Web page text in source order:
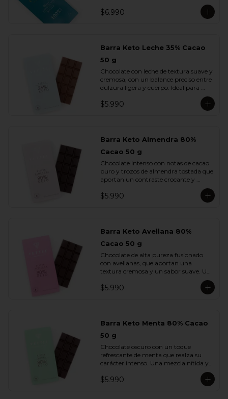
firme, profundo, terroso y elegante, sin
cacao en su estado más auténtico, con
natural. Una barra creada para
verdaderos amantes del cacao.
$6.990
Barra Keto Leche 35% Cacao
50 g
Chocolate con leche de textura suave y
cremosa, con un balance preciso entre
dulzura ligera y cuerpo. Ideal para
quienes disfrutan del sabor del cacao
con leche sin perder la intensidad del
$5.990
Barra Keto Almendra 80%
Cacao 50 g
Chocolate intenso con notas de cacao
puro y trozos de almendra tostada que
aportan un contraste crocante y
equilibrada entre potencia y sutileza.
$5.990
Barra Keto Avellana 80%
Cacao 50 g
Chocolate de alta pureza fusionado
con avellanas, que aportan una
textura cremosa y un sabor suave. Un
equilibrio natural entre la fuerza del
cacao y la redondez de la nuez.
$5.990
Barra Keto Menta 80% Cacao
50 g
Chocolate oscuro con un toque
refrescante de menta que realza su
carácter intenso. Una mezcla nítida y
vibrante que aporta frescura sin restar
profundidad al cacao.
$5.990